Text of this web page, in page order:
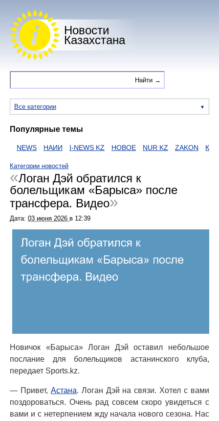
Новости
Казахстана
Все категории
Популярные темы
NEWS НАИИ I-NEWS KZ НОВОЕ NUR KZ ZAKON
Категории новостей
Логан Дэй обратился к
болельщикам «Барыса» после
трансфера. Видео
Дата: 03 июня 2026 в 12:39
Новичок «Барыса» Логан Дэй оставил небольшое
послание для болельщиков астанинского клуба,
передает Sports.kz.
— Привет, Астана. Логан Дэй на связи. Хотел с вами
поздороваться. Очень рад совсем скоро увидеться с
вами и с нетерпением жду начала нового сезона. Нас